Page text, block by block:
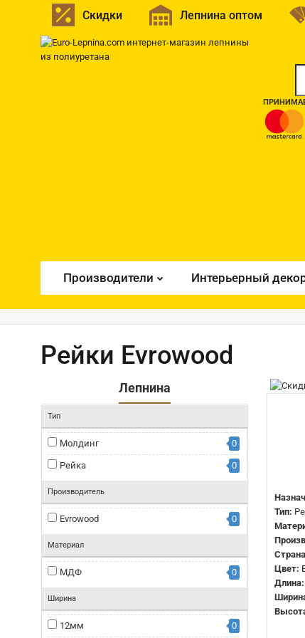
Скидки Лепнина оптом
Производители Интерьерный
Рейки Evrowood
Лепнина
Тип
Молдинг 0
Рейка 0
Производитель
Evrowood 0
Материал
МДФ 0
Ширина
12мм 0
Тип:
Цвет:
Длина: